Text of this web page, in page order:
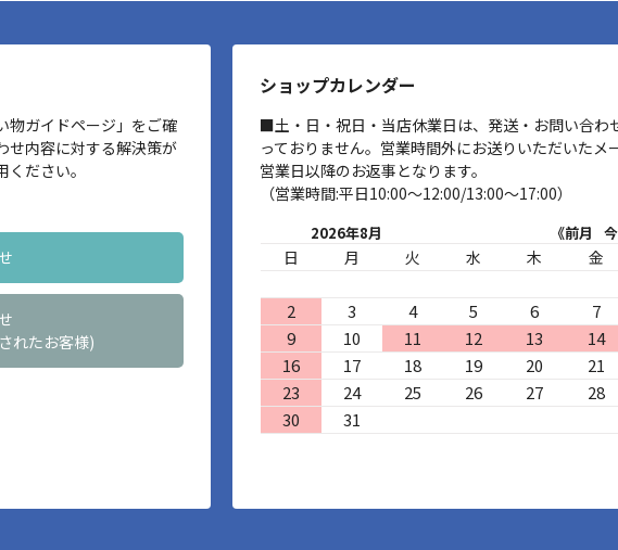
物ガイドページ」をご確
せ内容に対する解決策が
ださい。
れたお客様)
ショップカレンダー
■土・日・祝日・当店休業日は、発送・お問い合わ
っておりません。営業時間外にお送りいただいたメ
営業日以降のお返事となります。
（営業時間:平日10:00～12:00/13:00～17:00）
2026年8月 《前月
日 月 火 水 木 金
2
3 4 5 6 7
9
10 11 12 13 14
16
17 18 19 20 21
23
24 25 26 27 28
30
31